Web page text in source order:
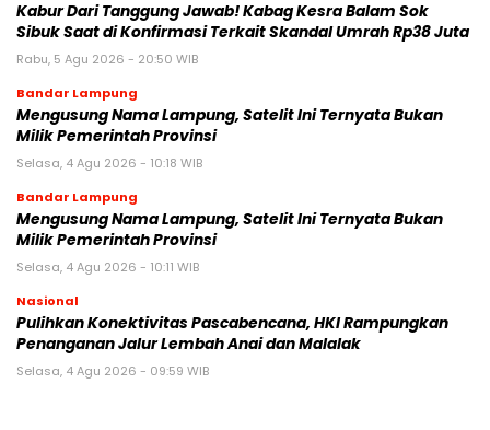
Kabur Dari Tanggung Jawab! Kabag Kesra Balam Sok
Sibuk Saat di Konfirmasi Terkait Skandal Umrah Rp38 Juta
Rabu, 5 Agu 2026 - 20:50 WIB
Bandar Lampung
Mengusung Nama Lampung, Satelit Ini Ternyata Bukan
Milik Pemerintah Provinsi
Selasa, 4 Agu 2026 - 10:18 WIB
Bandar Lampung
Mengusung Nama Lampung, Satelit Ini Ternyata Bukan
Milik Pemerintah Provinsi
Selasa, 4 Agu 2026 - 10:11 WIB
Nasional
Pulihkan Konektivitas Pascabencana, HKI Rampungkan
Penanganan Jalur Lembah Anai dan Malalak
Selasa, 4 Agu 2026 - 09:59 WIB